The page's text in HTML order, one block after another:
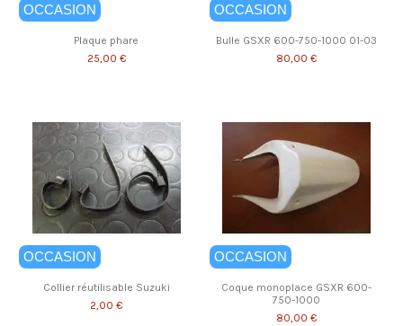
OCCASION
Plaque phare
25,00 €
OCCASION
Bulle GSXR 600-750-1000 01-03
80,00 €
OCCASION
Collier réutilisable Suzuki
2,00 €
OCCASION
Coque monoplace GSXR 600-
750-1000
80,00 €